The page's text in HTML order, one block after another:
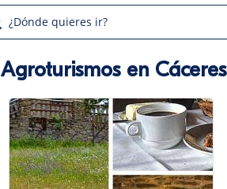
¿Dónde quieres ir?
Agroturismos en Cáceres